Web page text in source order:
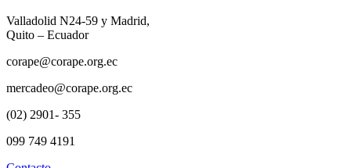
Valladolid N24-59 y Madrid,
Quito – Ecuador
corape@corape.org.ec
mercadeo@corape.org.ec
(02) 2901- 355
099 749 4191